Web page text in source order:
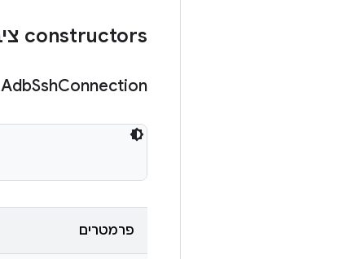
‫constructors ציבוריים
AdbSshConnection
פרמטרים